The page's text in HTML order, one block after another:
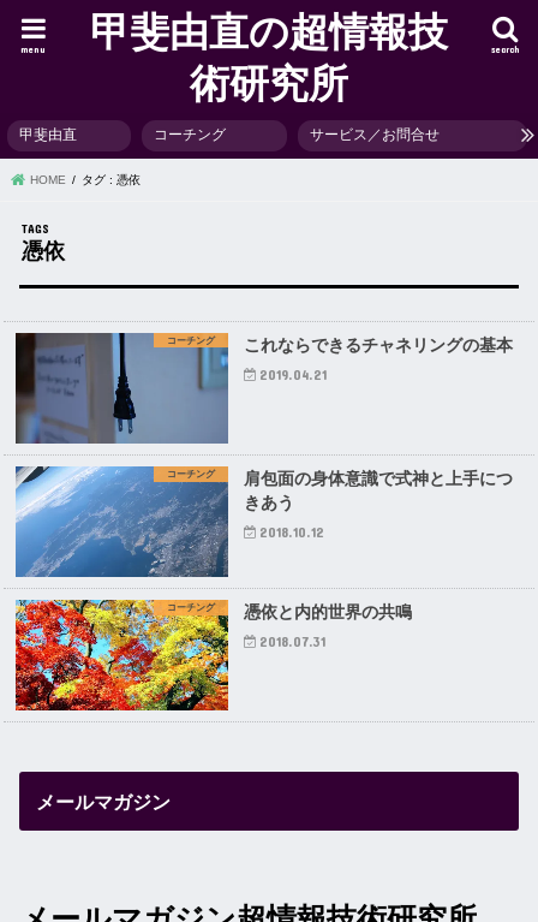
甲斐由直の超情報技
術研究所
search
menu
甲斐由直 コーチング サービス／お問合せ
HOME タグ : 憑依
憑依
コーチング これならできるチャネリングの基本
2019.04.21
コーチング
肩包面の身体意識で式神と上手につ
きあう
2018.10.12
コーチング 憑依と内的世界の共鳴
2018.07.31
メールマガジン